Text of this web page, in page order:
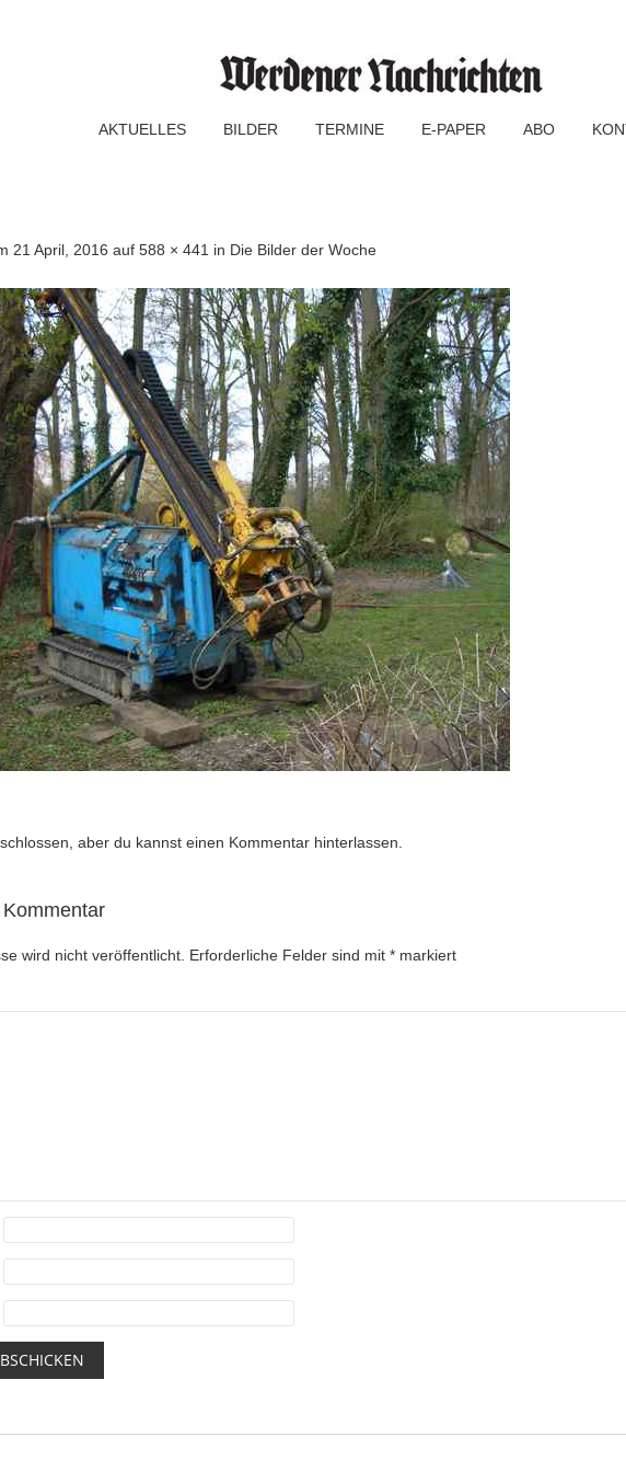
AKTUELLES BILDER TERMINE E-PAPER ABO
21 April, 2016 auf 588 × 441 in Die Bilder der Woche
aber du kannst einen Kommentar hinterlassen
wird nicht veröffentlicht. Erforderliche Felder sind mit * markiert